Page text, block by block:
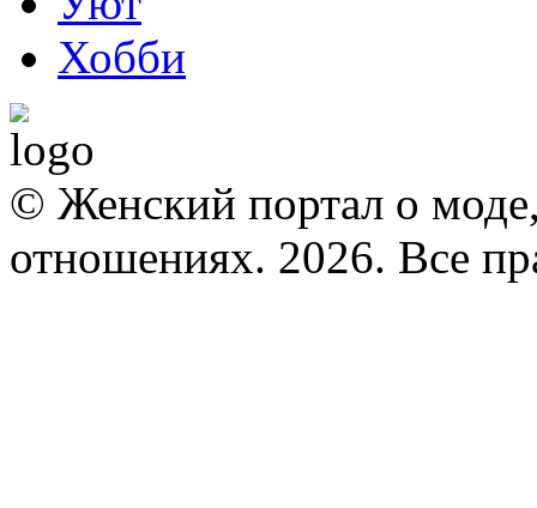
Хобби
© Женский портал о
отношениях. 2026. Все